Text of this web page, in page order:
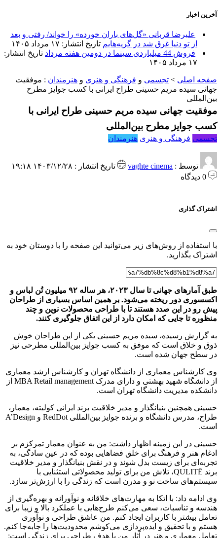
آخرین اخبار
علیرضا قربانی «گل‌های باران خورده» را خواند/ رفتی و بعد
از تو دنیا غرق شد در گریه‌هایم تاریخ انتشار: ۱۷ مرداد ۱۴۰۵
فروش 44 میلیاردی سینما در دومین هفته مرداد
تاریخ انتشار:
۱۷ مرداد ۱۴۰۵
صفحه اصلی > تجسمی و فرهنگی و هنری و هنرمندان : موفقیت
جهانی سیده مریم حسینی طراح ایرانی با کسب جوایز مطرح
بین‌المللی
موفقیت جهانی سیده مریم حسینی طراح ایرانی با
کسب جوایز مطرح بین‌المللی
تجسمی فرهنگی و هنری هنرمندان
توسط : vaghte cinema
تاریخ انتشار : ۱۴۰۳/۱۲/۲۸ ۱۹:۱۸
اشتراک گذاری
با استفاده از روش‌های زیر می‌توانید این صفحه را با دوستان خود به
اشتراک بگذارید.
طبق آمار‌های جهانی تا سال ۲۰۲۳، هر ساله ۹۲ میلیون تُن لباس و
اکسسوری دور ریخته می‌شود. بر همین اساس بسیاری از طراحان
پیش رو در این صدد هستند تا با طراحی محصولات نوین و چند
منظوره تا جایی که امکان دارد از این اتفاق جلوگیری کنند.
به گزارش رسیده، سیده مریم حسینی یکی از این طراحان خوش
ذوق و خلاق است که موفق به کسب جوایز بین‌المللی مطرحی نیز
در سطح جهان شده است.
وی کارشناس معماری از دانشگاه تهران و کارشناس ارشد معماری
از دانشگاه شهید بهشتی و دارای مدرک MBA Retail management از
دانشکده مدیریت دانشگاه تهران است.
حسینی همچنین بنیانگذار و مدیر خلاقیت برند ایرانی کولیته، معمار،
طراح، مدرس دانشگاه و برنده جوایز بین‌المللی RedDot و A’Design
است.
حسینی در این زمینه اظهار داشت: من به عنوان معمار تمرکزم بر
ادغام هنر و فرهنگ برای خلق فضا‌هایی بوده که در عین سادگی، به
تجربه‌ای برای زیست بدل شوند و در نقش بنیانگذار و مدیر خلاقیت
برند QULITĒ، تلاش من برای تولید محصولاتی استثنایی با
سیستم‌های ساخت نو و مدرن است که زندگی را با ارزش‌تر سازد.
وی ادامه داد: با اتکا به مهارت‌های خلاقانه و نوآورانه و بهره‌گیری از
هندسه و تناسبات، سعی می‌کنم طرح‌هایی با عملکرد بالا و زیبا برای
تعامل بیشتر با کاربران ایجاد کنم. من عاشق طراحی و نوآوری
هستم و با تحقیق و ایده‌پردازی می‌کوشم محدودیت‌ها را جابه‌جا کنم.
تعامل معماری و هنر در آثار من با هدف طراحی برای زندگی است: